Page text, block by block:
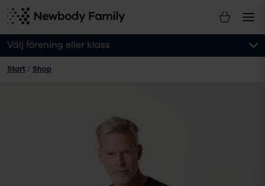
Välj förening eller klass
Start / Shop